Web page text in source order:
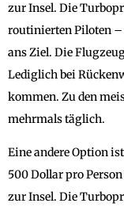
zur Insel. Die
routinierten Piloten
ans Ziel. Die
Lediglich bei
kommen. Zu den
mehrmals täglich.
Eine andere Option
500 Dollar pro
zur Insel. Die